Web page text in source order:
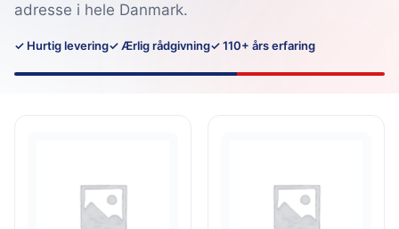
adresse i hele Danmark.
✓ Hurtig levering✓ Ærlig rådgivning✓ 110+ års erfaring